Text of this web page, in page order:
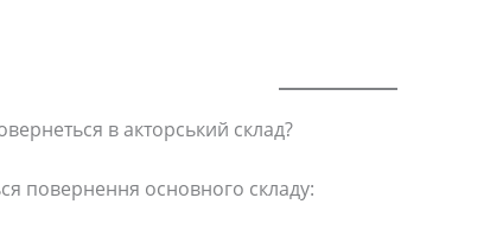
в акторський склад?
повернення основного складу: